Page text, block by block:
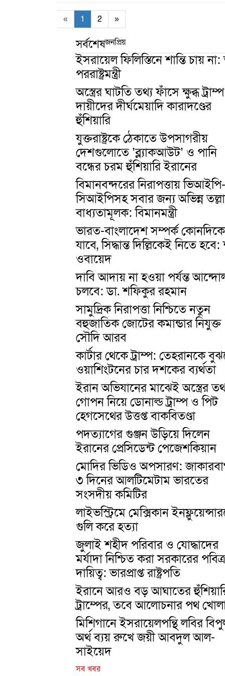
« 1 2 »
সর্বশেষজনপ্রিয়
ইসরায়েল ফিলিস্তিনে শান্তি চায় না:
পররাষ্ট্রমন্ত্রী
অস্ত্রের ঘাটতি তথ্য ফাঁসে ক্ষুব্ধ
দায়ীদের দীর্ঘমেয়াদি কারাদণ্ডের
হুঁশিয়ারি
যুক্তরাষ্ট্রকে ঠেকাতে উপসাগরীয়
দেশগুলোতে ‘ব্ল্যাকআউট’ ও পানি
বন্ধের চরম হুঁশিয়ারি ইরানের
বিমানবন্দরের নিরাপত্তায় ভিআইপি-
সিআইপিসহ সবার জন্য অভিন্ন
বাধ্যতামূলক: বিমানমন্ত্রী
ভারত-বাংলাদেশ সম্পর্ক কোনদিকে
যাবে, সিদ্ধান্ত দিল্লিকেই নিতে হবে:
ওবায়েদ
দাবি আদায় না হওয়া পর্যন্ত
চলবে: ডা. শফিকুর রহমান
সামুদ্রিক নিরাপত্তা নিশ্চিতে নতুন
বহুজাতিক জোটের কমান্ডার নিযুক্ত
সৌদি আরব
কার্টার থেকে ট্রাম্প: তেহরানকে
ওয়াশিংটনের চার দশকের ব্যর্থতা
ইরান অভিযানের মাঝেই অস্ত্রের
গোপন নিয়ে ডোনাল্ড ট্রাম্প ও পিট
হেগসেথের উত্তপ্ত বাকবিতণ্ডা
পদত্যাগের গুঞ্জন উড়িয়ে দিলেন
ইরানের প্রেসিডেন্ট পেজেশকিয়ান
মোদির ভিডিও অপসারণ:
৩ দিনের আলটিমেটাম ভারতের
সংসদীয় কমিটির
লাইভস্ট্রিমে মেক্সিকান
গুলি করে হত্যা
জুলাই শহীদ পরিবার ও যোদ্ধাদের
মর্যাদা নিশ্চিত করা সরকারের পবিত্র
দায়িত্ব: ভারপ্রাপ্ত রাষ্ট্রপতি
ইরানে আরও বড় আঘাতের
ট্রাম্পের, তবে আলোচনার পথ
মিশিগানে ইসরায়েলপন্থি লবির
অর্থ ব্যয় রুখে জয়ী আবদুল আল-
সাইয়েদ
সব খবর